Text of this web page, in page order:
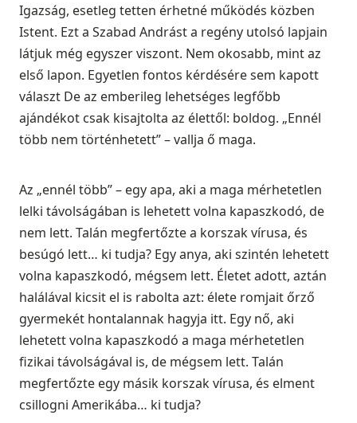
Igazság, esetleg tetten érhetné működés közben
Istent. Ezt a Szabad Andrást a regény utolsó lapjain
látjuk még egyszer viszont. Nem okosabb, mint az
első lapon. Egyetlen fontos kérdésére sem kapott
választ De az emberileg lehetséges legfőbb
ajándékot csak kisajtolta az élettől: boldog. „Ennél
több nem történhetett” – vallja ő maga.
Az „ennél több” – egy apa, aki a maga mérhetetlen
lelki távolságában is lehetett volna kapaszkodó, de
nem lett. Talán megfertőzte a korszak vírusa, és
besúgó lett… ki tudja? Egy anya, aki szintén lehetett
volna kapaszkodó, mégsem lett. Életet adott, aztán
halálával kicsit el is rabolta azt: élete romjait őrző
gyermekét hontalannak hagyja itt. Egy nő, aki
lehetett volna kapaszkodó a maga mérhetetlen
fizikai távolságával is, de mégsem lett. Talán
megfertőzte egy másik korszak vírusa, és elment
csillogni Amerikába… ki tudja?